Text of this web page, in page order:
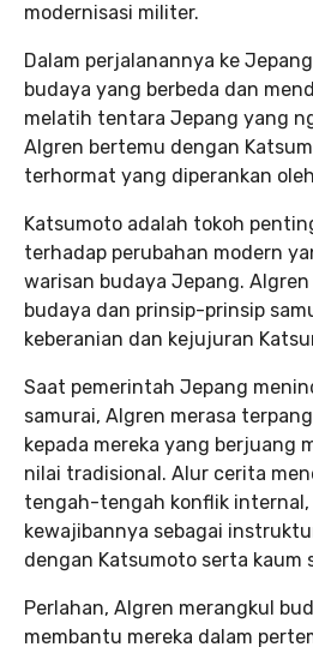
modernisasi militer.
Dalam perjalanannya ke
budaya yang berbeda dan
melatih tentara Jepang yang
Algren bertemu dengan
terhormat yang diperankan
Katsumoto adalah tokoh
terhadap perubahan modern
warisan budaya Jepang.
budaya dan prinsip-prinsip
keberanian dan kejujuran
Saat pemerintah Jepang
samurai, Algren merasa
kepada mereka yang berjuang
nilai tradisional. Alur cerita
tengah-tengah konflik internal,
kewajibannya sebagai
dengan Katsumoto serta kaum
Perlahan, Algren merangkul
membantu mereka dalam